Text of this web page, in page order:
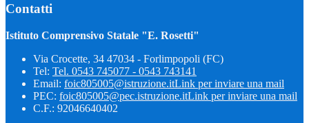
Contatti
Istituto Comprensivo Statale "E. Rosetti"
Via Crocette, 34 47034 - Forlimpopoli (FC)
Tel: Tel. 0543 745077 - 0543 743141
Email: foic805005@istruzione.itLink per inviare una mail
PEC: foic805005@pec.istruzione.itLink per inviare una mail
C.F.: 92046640402